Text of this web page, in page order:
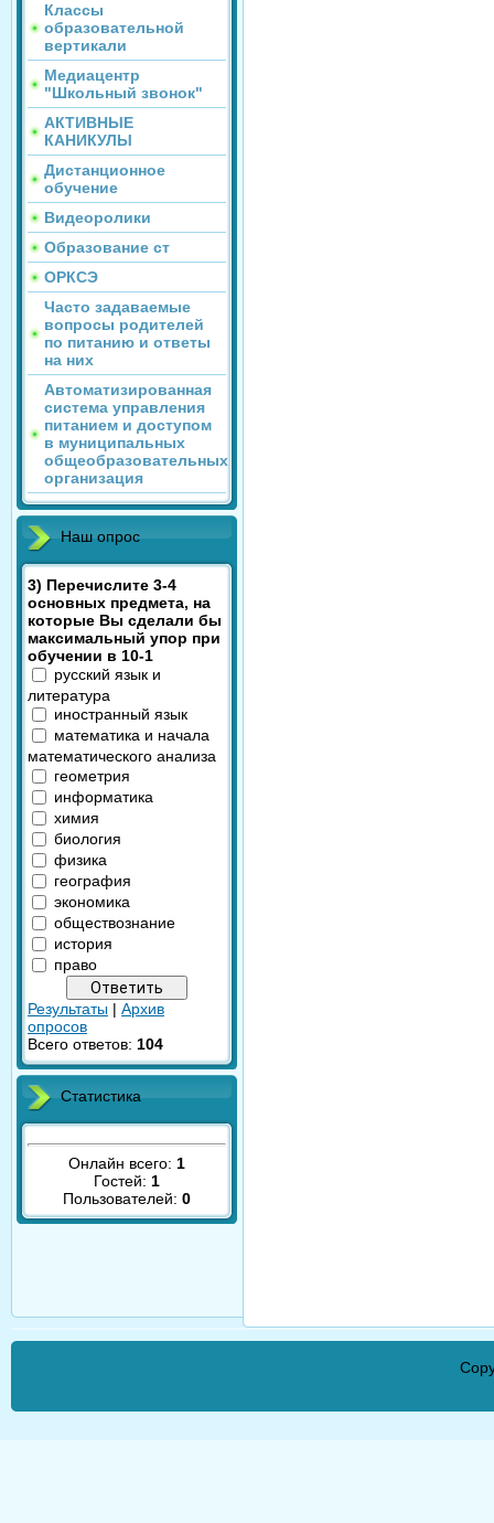
Классы
образовательной
вертикали
Медиацентр
"Школьный звонок"
АКТИВНЫЕ
КАНИКУЛЫ
Дистанционное
обучение
Видеоролики
Образование ст
ОРКСЭ
Часто задаваемые
вопросы родителей
по питанию и ответы
на них
Автоматизированная
система управления
питанием и доступом
в муниципальных
общеобразовательных
организация
Наш опрос
3) Перечислите 3-4
основных предмета, на
которые Вы сделали бы
максимальный упор при
обучении в 10-1
русский язык и
литература
иностранный язык
математика и начала
математического анализа
геометрия
информатика
химия
биология
физика
география
экономика
обществознание
история
право
Результаты | Архив
опросов
Всего ответов: 104
Статистика
Онлайн всего: 1
Гостей: 1
Пользователей: 0